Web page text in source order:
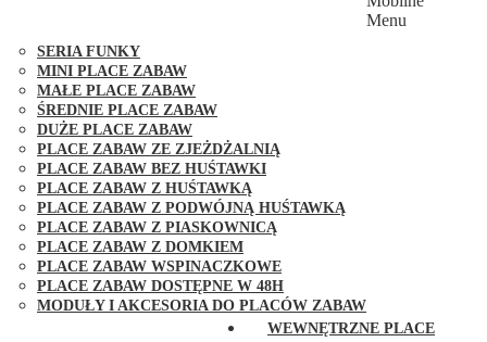
SERIA FUNKY
MINI PLACE ZABAW
MAŁE PLACE ZABAW
ŚREDNIE PLACE ZABAW
DUŻE PLACE ZABAW
PLACE ZABAW ZE ZJEŻDŻALNIĄ
PLACE ZABAW BEZ HUŚTAWKI
PLACE ZABAW Z HUŚTAWKĄ
PLACE ZABAW Z PODWÓJNĄ HUŚTAWKĄ
PLACE ZABAW Z PIASKOWNICĄ
PLACE ZABAW Z DOMKIEM
PLACE ZABAW WSPINACZKOWE
PLACE ZABAW DOSTĘPNE W 48H
MODUŁY I AKCESORIA DO PLACÓW ZABAW
Menu
WEWNĘTRZNE PLACE